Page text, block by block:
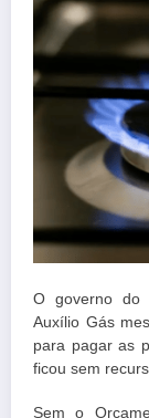
O governo do
Auxílio Gás
para pagar as
ficou sem
Sem o